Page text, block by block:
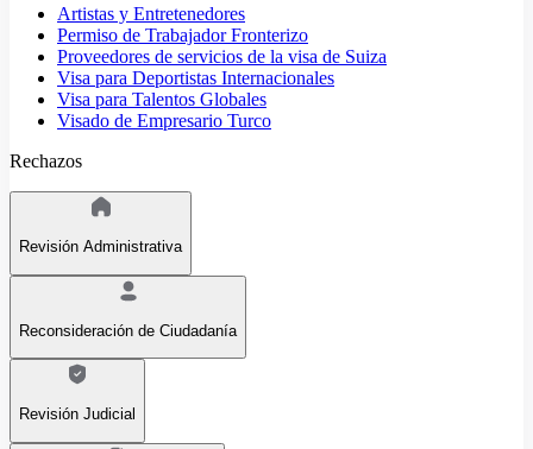
Artistas y Entretenedores
Permiso de Trabajador Fronterizo
Proveedores de servicios de la visa de Suiza
Visa para Deportistas Internacionales
Visa para Talentos Globales
Visado de Empresario Turco
Rechazos
Revisión Administrativa
Reconsideración de Ciudadanía
Revisión Judicial